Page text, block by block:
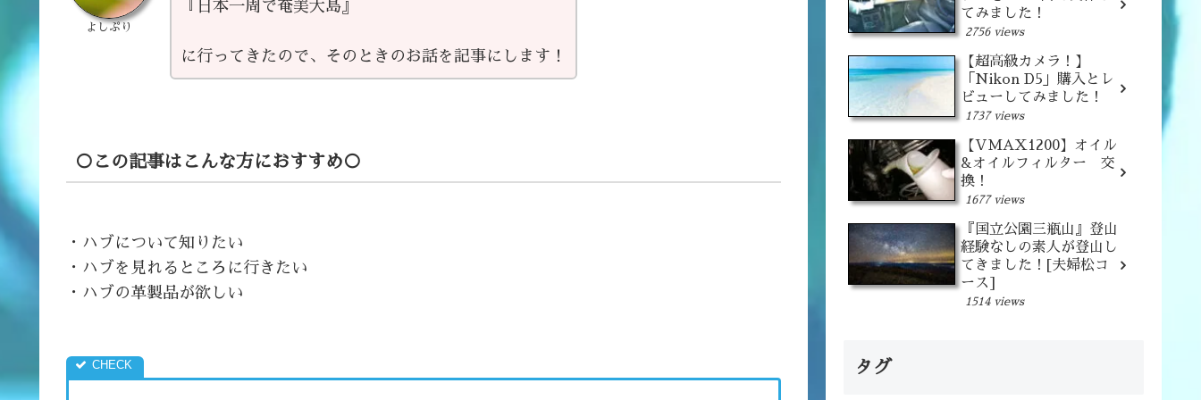
よしぷり
『日本一周で奄美大島』
に行ってきたので、そのときのお話を記事にします！
○この記事はこんな方におすすめ○
・ハブについて知りたい
・ハブを見れるところに行きたい
・ハブの革製品が欲しい
てみました！
2756 views
【超高級カメラ！】
「Nikon D5」購入とレ
ビューしてみました！
1737 views
【VMAX1200】オイル
&オイルフィルター 交
換！
1677 views
『国立公園三瓶山』登山
経験なしの素人が登山し
てきました！[夫婦松コ
ース]
1514 views
タグ